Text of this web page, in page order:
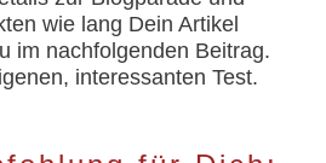
wie lang Dein Artikel
im nachfolgenden Beitrag.
interessanten Test.